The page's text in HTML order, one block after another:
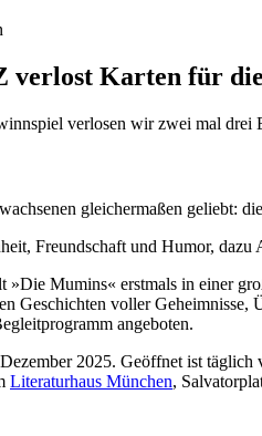
verlost Karten für
verlosen wir zwei mal drei
gleichermaßen geliebt:
Freundschaft und Humor, dazu
»Die Mumins« erstmals in einer
Geschichten voller Geheimnisse,
angeboten.
2025. Geöffnet ist
Literaturhaus München,